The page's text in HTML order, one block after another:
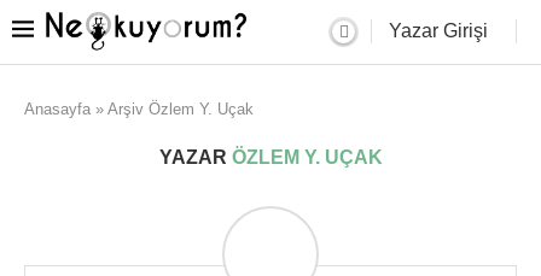
Yazar Girişi
Anasayfa » Arşiv Özlem Y. Uçak
YAZAR ÖZLEM Y. UÇAK